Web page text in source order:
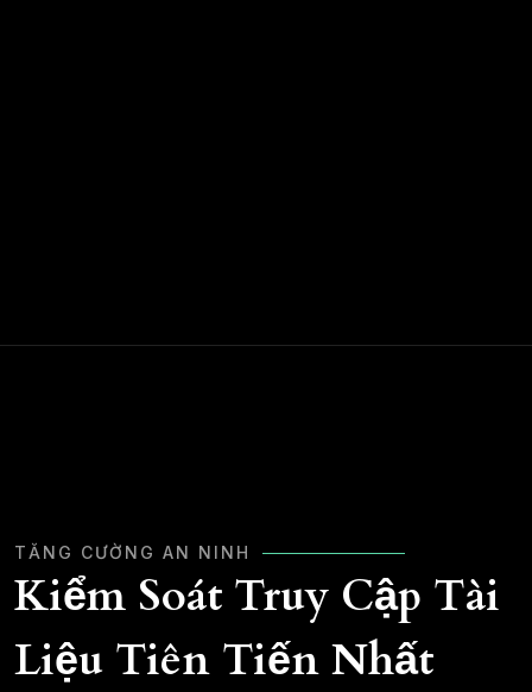
TĂNG CƯỜNG AN NINH
Kiểm Soát Truy Cập Tài
Liệu Tiên Tiến Nhất